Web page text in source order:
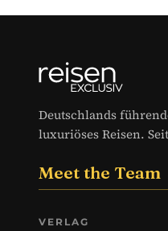
Deutschlands
luxuriöses Reisen.
Meet the Team
VERLAG